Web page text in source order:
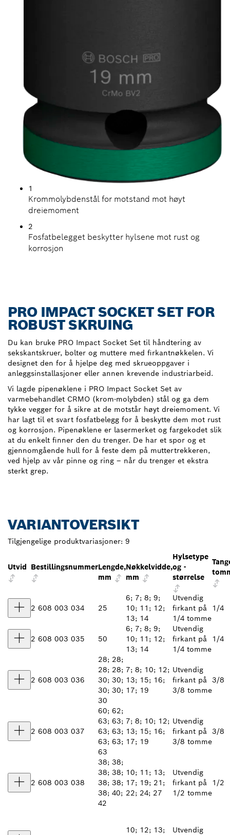
1
Krommolybdenstål for motstand mot høyt
dreiemoment
2
Fosfatbelegget beskytter hylsene mot rust og
korrosjon
PRO IMPACT SOCKET SET FOR
ROBUST SKRUING
Du kan bruke PRO Impact Socket Set til håndtering av
sekskantskruer, bolter og muttere med firkantnøkkelen. Vi
designet den for å hjelpe deg med skrueoppgaver i
anleggsinstallasjoner eller annen krevende industriarbeid.
Vi lagde pipenøklene i PRO Impact Socket Set av
varmebehandlet CRMO (krom-molybden) stål og ga dem
tykke vegger for å sikre at de motstår høyt dreiemoment. Vi
har lagt til et svart fosfatbelegg for å beskytte dem mot rust
og korrosjon. Pipenøklene er lasermerket og fargekodet slik
at du enkelt finner den du trenger. De har et spor og et
gjennomgående hull for å feste dem på muttertrekkeren,
ved hjelp av vår pinne og ring – når du trenger et ekstra
sterkt grep.
VARIANTOVERSIKT
Tilgjengelige produktvariasjoner: 9
Utvid BestillingsnummerLengde,
mm
Nøkkelvidde,
mm
Hylsetype
og -
størrelse
2 608 003 034 25
6; 7; 8; 9;
10; 11; 12;
13; 14
Utvendig
firkant på
1/4 tomme
1/4
2 608 003 035 50
6; 7; 8; 9;
10; 11; 12;
13; 14
Utvendig
firkant på
1/4 tomme
1/4
2 608 003 036
28; 28;
28; 28;
30; 30;
30; 30;
30
7; 8; 10; 12;
13; 15; 16;
17; 19
Utvendig
firkant på
3/8 tomme
3/8
2 608 003 037
60; 62;
63; 63;
63; 63;
63; 63;
63
7; 8; 10; 12;
13; 15; 16;
17; 19
Utvendig
firkant på
3/8 tomme
3/8
2 608 003 038
38; 38;
38; 38;
38; 38;
38; 40;
42
10; 11; 13;
17; 19; 21;
22; 24; 27
Utvendig
firkant på
1/2 tomme
1/2
10; 12; 13; Utvendig